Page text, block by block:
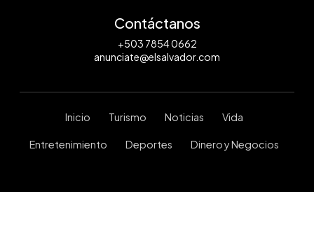
Contáctanos
+503 7854 0662
anunciate@elsalvador.com
Inicio Turismo Noticias Vida
Entretenimiento Deportes Dinero y Negocios